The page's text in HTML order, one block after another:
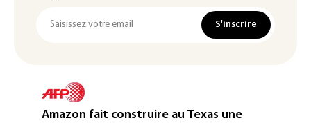
S'inscrire
Amazon fait construire au Texas une